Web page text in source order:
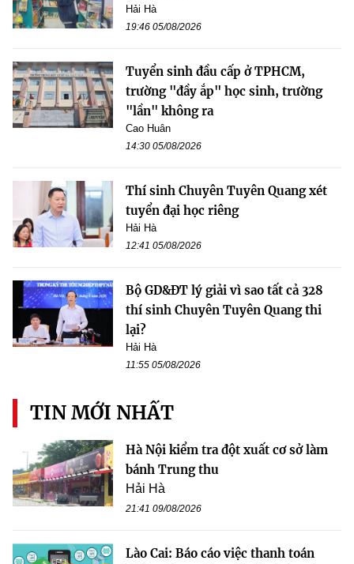
Hải Hà
19:46 05/08/2026
Tuyển sinh đầu cấp ở TPHCM,
trường "đầy ắp" học sinh, trường
"lần" không ra
Cao Huân
14:30 05/08/2026
Thí sinh Chuyên Tuyên Quang xét
tuyển đại học riêng
Hải Hà
12:41 05/08/2026
Bộ GD&ĐT lý giải vì sao tất cả 328
thí sinh Chuyên Tuyên Quang thi
lại?
Hải Hà
11:55 05/08/2026
TIN MỚI NHẤT
Hà Nội kiểm tra đột xuất cơ sở làm
bánh Trung thu
Hải Hà
21:41 09/08/2026
Lào Cai: Báo cáo việc thanh toán